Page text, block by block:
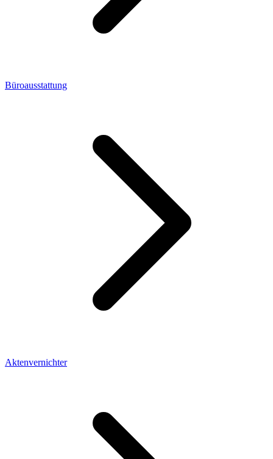
Büroausstattung
Aktenvernichter